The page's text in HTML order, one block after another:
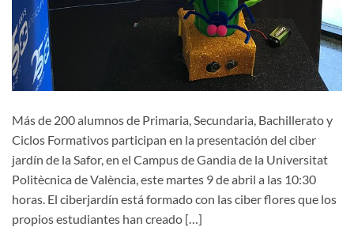
Más de 200 alumnos de Primaria, Secundaria, Bachillerato y
Ciclos Formativos participan en la presentación del ciber
jardín de la Safor, en el Campus de Gandia de la Universitat
Politècnica de València, este martes 9 de abril a las 10:30
horas. El ciberjardín está formado con las ciber flores que los
propios estudiantes han creado […]